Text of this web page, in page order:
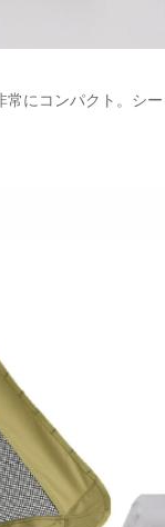
にコンパクト。シ